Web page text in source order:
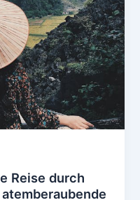
Reise durch